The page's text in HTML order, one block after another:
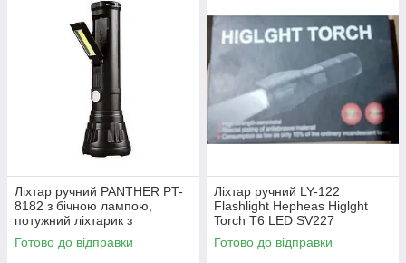
Ліхтар ручний PANTHER PT-
8182 з бічною лампою,
потужний ліхтарик з
акумулятором,
підзаряджання від USB, 3+1
Готово до відправки
Ліхтар ручний LY-122
Flashlight Hepheas Higlght
Torch T6 LED SV227
Готово до відправки